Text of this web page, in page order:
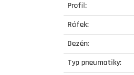
Profil:
Ráfek:
Dezén:
Typ pneumatiky: